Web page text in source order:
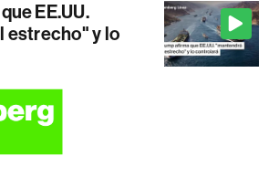
EE.UU.
estrecho" y lo